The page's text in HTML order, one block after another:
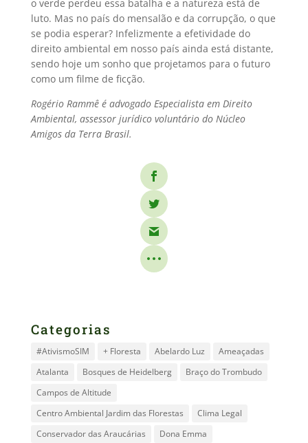
o verde perdeu essa batalha e a natureza está de
luto. Mas no país do mensalão e da corrupção, o que
se podia esperar? Infelizmente a efetividade do
direito ambiental em nosso país ainda está distante,
sendo hoje um sonho que projetamos para o futuro
como um filme de ficção.
Rogério Rammê é advogado Especialista em Direito
Ambiental, assessor jurídico voluntário do Núcleo
Amigos da Terra Brasil.
Categorias
#AtivismoSIM + Floresta Abelardo Luz
Ameaçadas
Atalanta
Bosques de Heidelberg
Braço do Trombudo
Campos de Altitude
Centro Ambiental Jardim das Florestas
Clima Legal
Conservador das Araucárias
Dona Emma